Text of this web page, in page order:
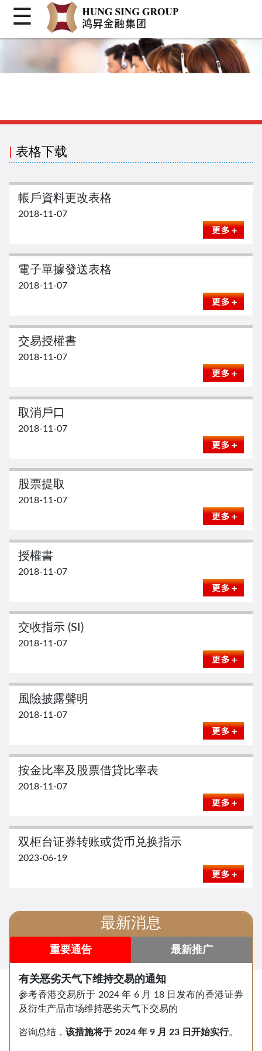
关于我们
客户登入
繁体
简体
☰
表格下载
帳戶資料更改表格
2018-11-07
電子單據發送表格
2018-11-07
交易授權書
2018-11-07
取消戶口
2018-11-07
股票提取
2018-11-07
授權書
2018-11-07
交收指示 (SI)
2018-11-07
風險披露聲明
2018-11-07
按金比率及股票借貸比率表
2018-11-07
双柜台证券转账或货币兑换指示
2023-06-19
最新消息
重要通告 最新推广
有关恶劣天气下维持交易的通知
参考香港交易所于 2024 年 6 月 18 日发布的香港证券
及衍生产品市场维持恶劣天气下交易的
咨询总结， 该措施将于 2024 年 9 月 23 日开始实行。